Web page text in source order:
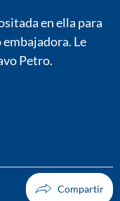
en ella para
Le
Petro.